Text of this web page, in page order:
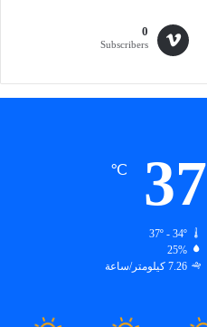
0
Subscribers
37
℃
37º - 34º
25%
7.26 كيلومتر/ساعة